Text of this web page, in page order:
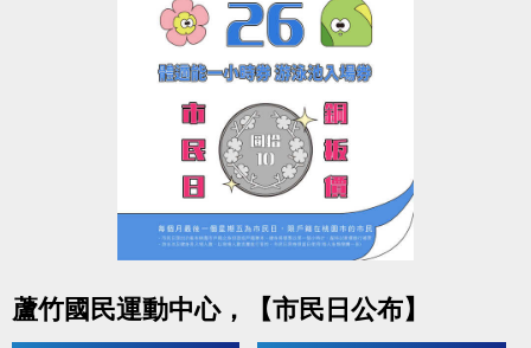
-IG : @luzhusports
蘆竹國民運動中心，【市民日公布】